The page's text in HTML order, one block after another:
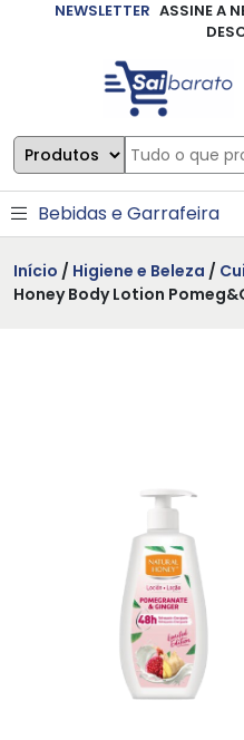
NEWSLETTER ASSINE A
Bebidas e Garrafeira
Início / Higiene e Beleza /
Honey Body Lotion